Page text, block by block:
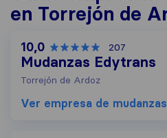
en Torrejón de
10,0 207
Mudanzas Edytrans
Torrejón de Ardoz
Ver empresa de mudanzas